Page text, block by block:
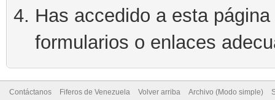
Has accedido a esta
formularios o enlaces
Contáctanos Fiferos de Venezuela Volver arriba Archivo (Modo simple)